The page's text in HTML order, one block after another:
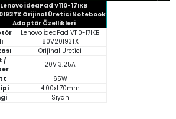
Lenovo İdeaPad V110-17IKB
Orijinal Üretici Notebook
Adaptör Özellikleri
Lenovo İdeaPad V110-17IKB
80V20193TX
Orijinal Üretici
/
20V 3.25A
65W
4.00x1.70mm
Siyah